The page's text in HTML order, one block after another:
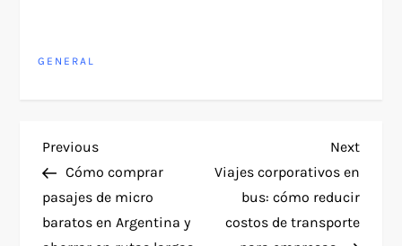
GENERAL
P
o
s
Previous
Post
Previous
Cómo comprar
pasajes de micro
baratos en Argentina y
Next
Post
Next
Viajes corporativos en
bus: cómo reducir
costos de transporte